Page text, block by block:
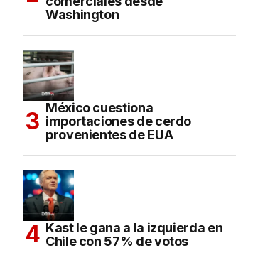
Washington
México cuestiona
importaciones de cerdo
provenientes de EUA
Kast le gana a la izquierda en
Chile con 57% de votos